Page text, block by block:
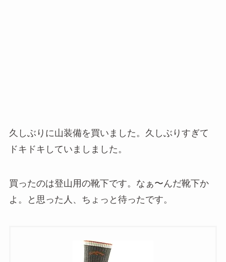
久しぶりに山装備を買いました。久しぶりすぎて
ドキドキしていましました。
買ったのは登山用の靴下です。なぁ〜んだ靴下か
よ。と思った人、ちょっと待ったです。